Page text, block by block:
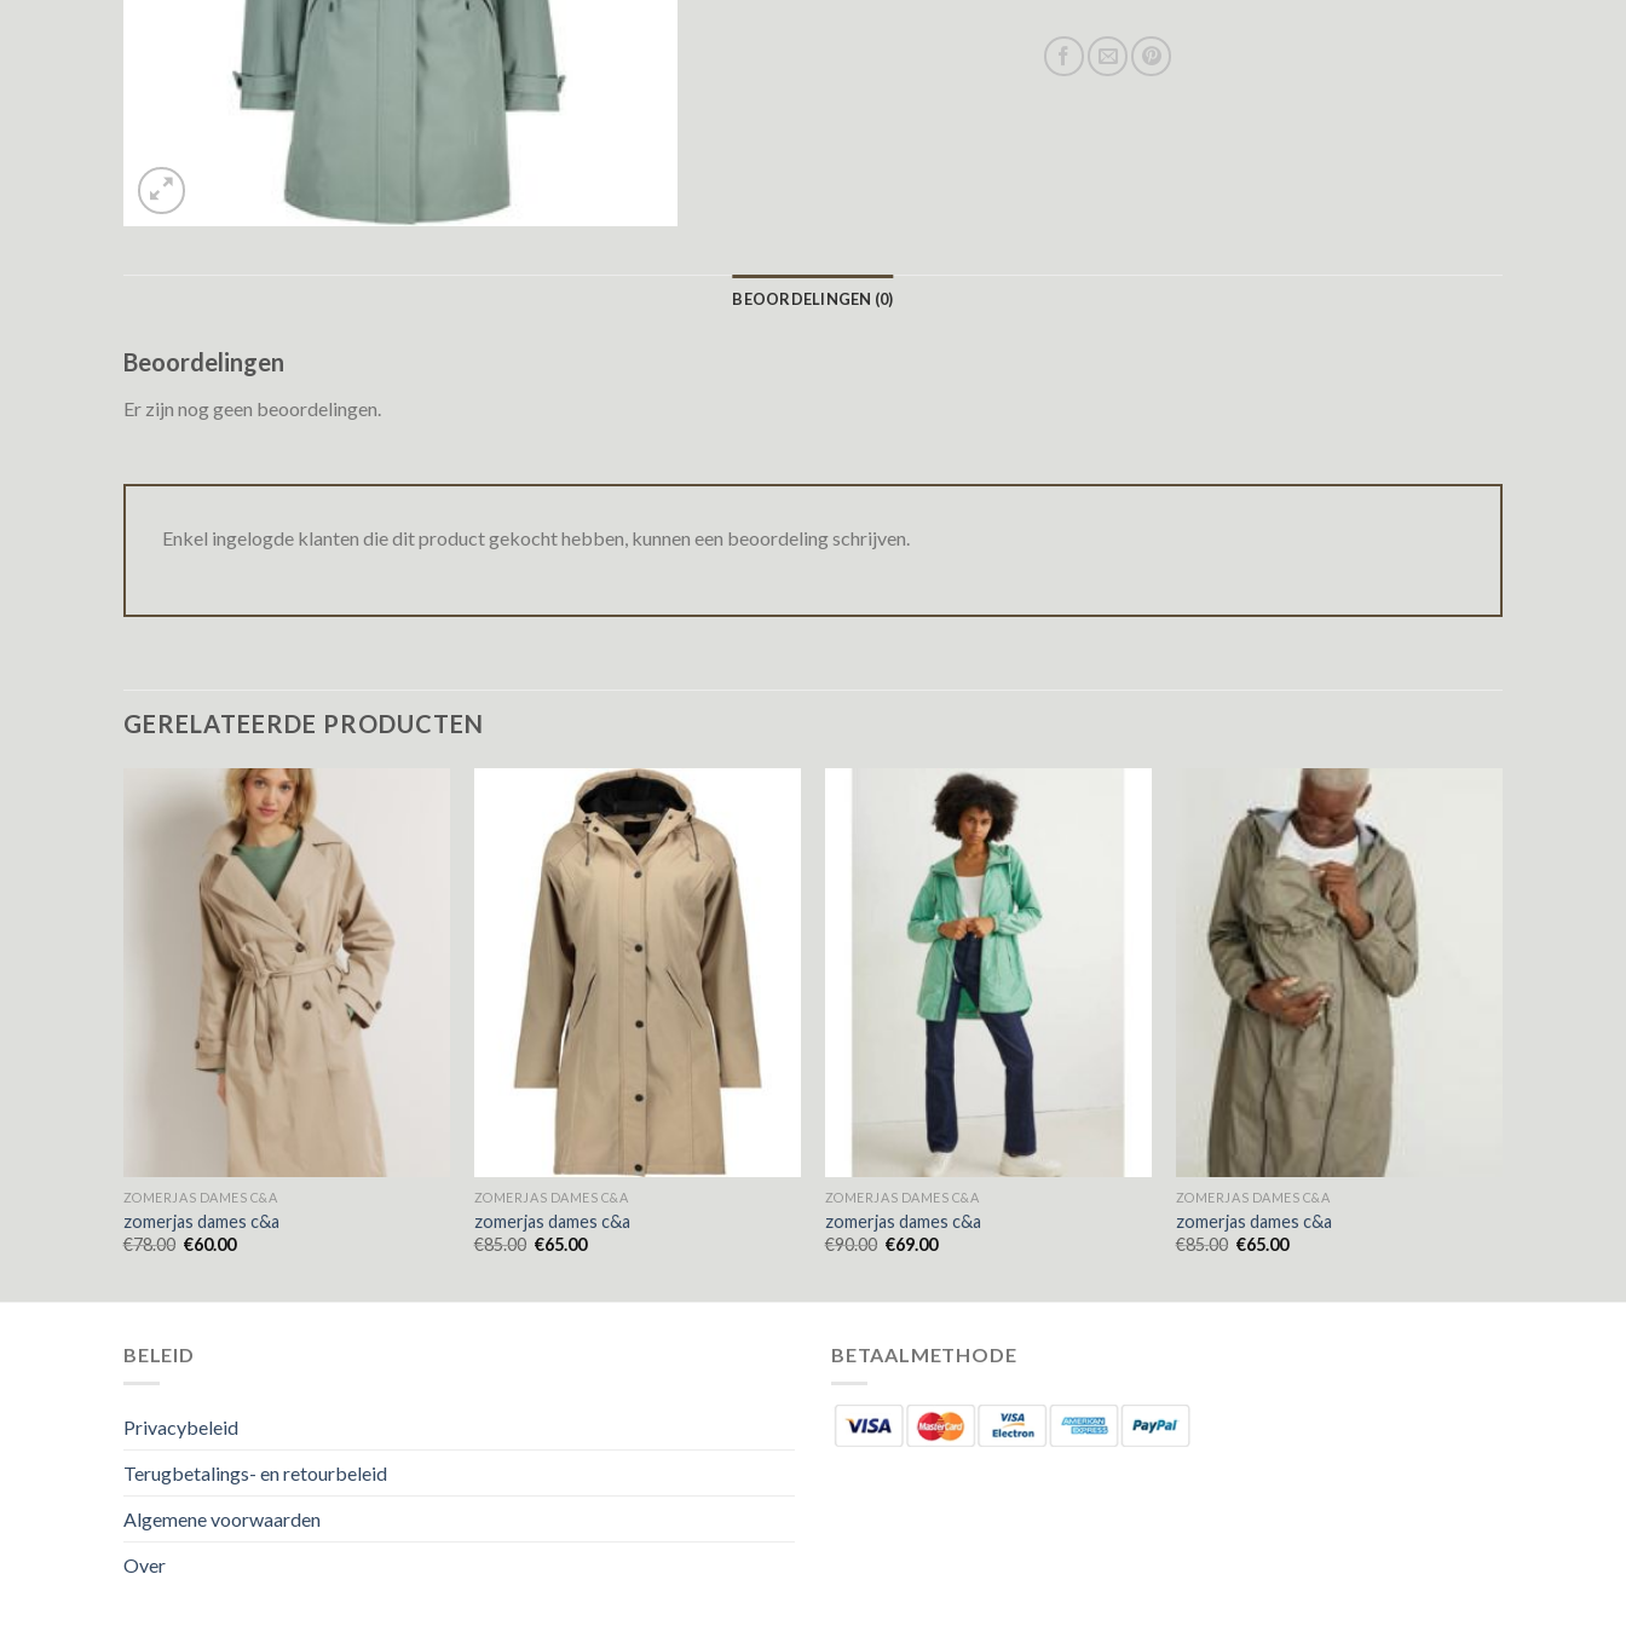
BEOORDELINGEN (0)
Beoordelingen
Er zijn nog geen beoordelingen.
Enkel ingelogde klanten die dit product gekocht hebben, kunnen een beoordeling schrijven.
GERELATEERDE PRODUCTEN
ZOMERJAS DAMES C&A
zomerjas dames c&a
€78.00 €60.00
ZOMERJAS DAMES C&A
zomerjas dames c&a
€85.00 €65.00
ZOMERJAS DAMES C&A
zomerjas dames c&a
€90.00 €69.00
ZOMERJAS DAMES C&A
zomerjas dames c&a
€85.00 €65.00
BELEID
Privacybeleid
Terugbetalings- en retourbeleid
Algemene voorwaarden
Over
BETAALMETHODE